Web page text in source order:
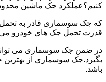
کنیم؟عملکرد جک ماشین
که جک سوسماری قادر به
قدرت تحمل جک های خودرو می
در ضمن جک سوسماری می
باشد.